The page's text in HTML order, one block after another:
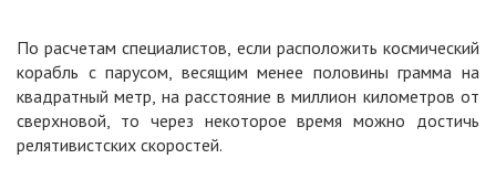
По расчетам специалистов, если расположить космический
корабль с парусом, весящим менее половины грамма на
квадратный метр, на расстояние в миллион километров от
сверхновой, то через некоторое время можно достичь
релятивистских скоростей.